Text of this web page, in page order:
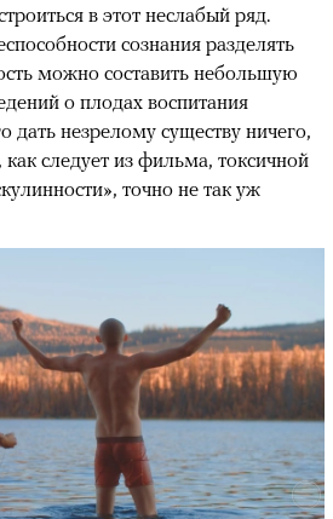
в этот неслабый ряд.
сознания разделять
можно составить небольшую
о плодах воспитания
дать незрелому существу ничего,
следует из фильма, токсичной
точно не так уж